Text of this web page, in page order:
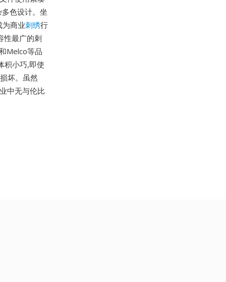
色设计。坐
商业刺绣行
性最广的刺
Melco等品
积小巧,即使
坏。虽然
中无与伦比